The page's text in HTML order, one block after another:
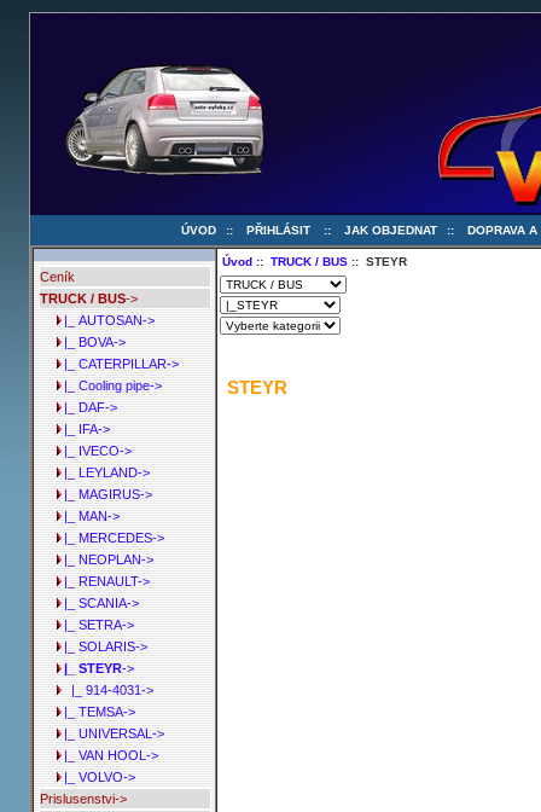
ÚVOD :: PŘIHLÁSIT :: JAK OBJEDNAT :: DOPRAVA A
Ceník
TRUCK / BUS->
|_ AUTOSAN->
|_ BOVA->
|_ CATERPILLAR->
|_ Cooling pipe->
|_ DAF->
|_ IFA->
|_ IVECO->
|_ LEYLAND->
|_ MAGIRUS->
|_ MAN->
|_ MERCEDES->
|_ NEOPLAN->
|_ RENAULT->
|_ SCANIA->
|_ SETRA->
|_ SOLARIS->
|_ STEYR->
|_ 914-4031->
|_ TEMSA->
|_ UNIVERSAL->
|_ VAN HOOL->
|_ VOLVO->
Prislusenstvi->
Úvod ::TRUCK / BUS :: STEYR
STEYR